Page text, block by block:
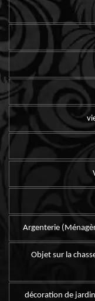
Argenterie
Objet sur la
décoration de